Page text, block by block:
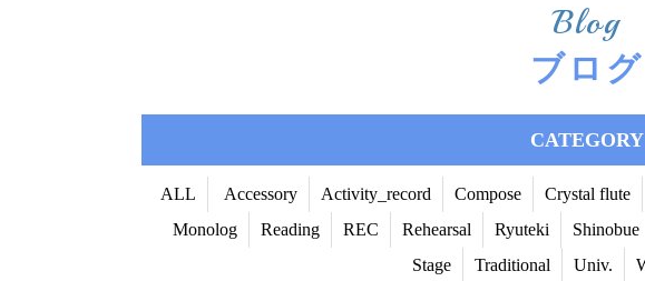
Blog
ブログ
CATEGORY
ALL Accessory Activity_record Compose Crystal flute
Monolog
Reading REC Rehearsal Ryuteki Shinobue
Stage
Traditional Univ.